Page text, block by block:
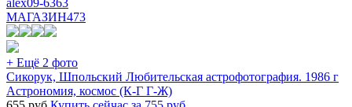
alex09-6363
МАГАЗИН473
+ Ещё 2 фото
Сикорук, Шпольский Любительская астрофотография. 1986 г
Астрономия, космос (К-Г Г-Ж)